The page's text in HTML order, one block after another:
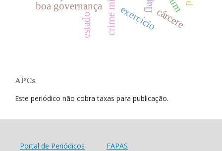
boa governança exercício
estado cárcere
APCs
Este periódico não cobra taxas para publicação.
Portal de Periódicos FAPAS